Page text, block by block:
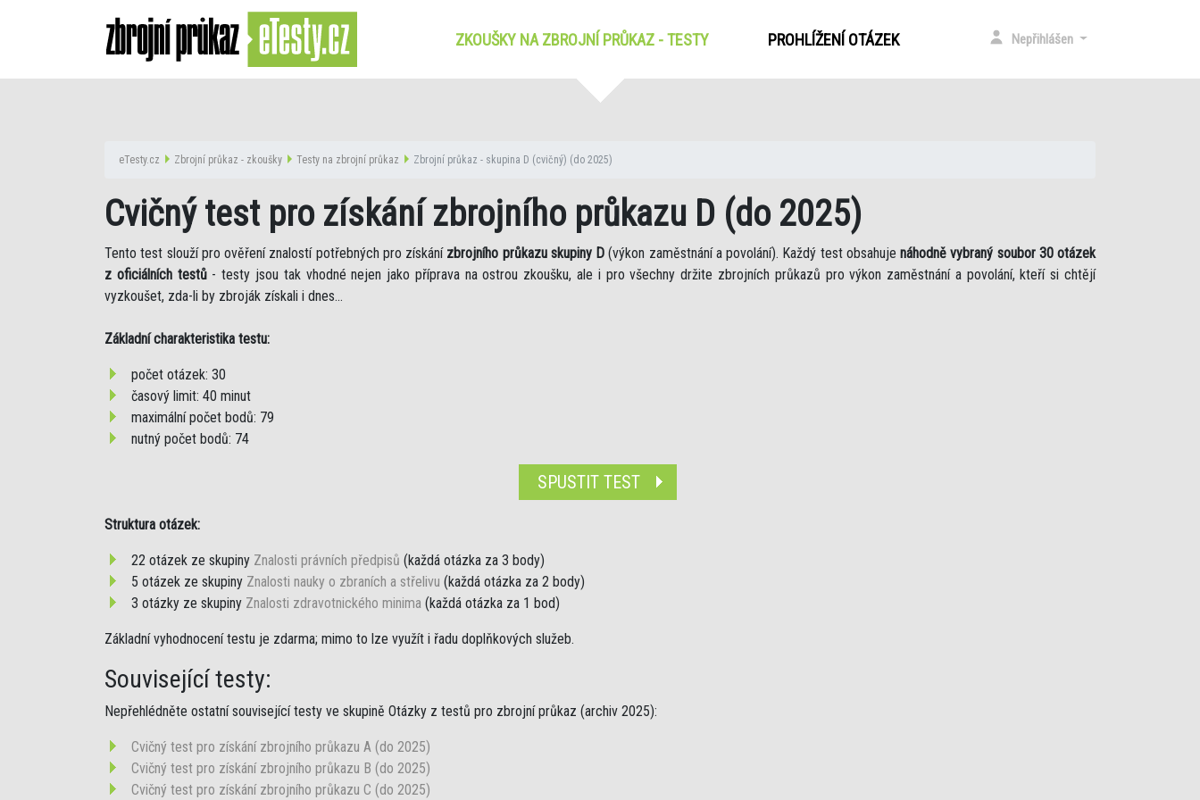
ZKOUŠKY NA ZBROJNÍ PRŮKAZ - TESTY (CURRENT)PROHLÍŽENÍ OTÁZEK Nepřihlášen
eTesty.cz Zbrojní průkaz - zkoušky Testy na zbrojní průkaz Zbrojní průkaz - skupina D (cvičný) (do 2025)
Cvičný test pro získání zbrojního průkazu D (do 2025)
Tento test slouží pro ověření znalostí potřebných pro získání zbrojního průkazu skupiny D (výkon zaměstnání a povolání). Každý test obsahuje náhodně vybraný soubor 30 otázek
z oficiálních testů- testy jsou tak vhodné nejen jako příprava na ostrou zkoušku, ale i pro všechny držite zbrojních průkazů pro výkon zaměstnání a povolání, kteří si chtějí
vyzkoušet, zda-li by zbroják získali i dnes...
Základní charakteristika testu:
počet otázek: 30
časový limit: 40 minut
maximální počet bodů: 79
nutný počet bodů: 74
SPUSTIT TEST
Struktura otázek:
22 otázek ze skupiny Znalosti právních předpisů (každá otázka za 3 body)
5 otázek ze skupiny Znalosti nauky o zbraních a střelivu (každá otázka za 2 body)
3 otázky ze skupiny Znalosti zdravotnického minima (každá otázka za 1 bod)
Základní vyhodnocení testu je zdarma; mimo to lze využít i řadu doplňkových služeb.
Související testy:
Nepřehlédněte ostatní související testy ve skupině Otázky z testů pro zbrojní průkaz (archiv 2025):
Cvičný test pro získání zbrojního průkazu A (do 2025)
Cvičný test pro získání zbrojního průkazu B (do 2025)
Cvičný test pro získání zbrojního průkazu C (do 2025)